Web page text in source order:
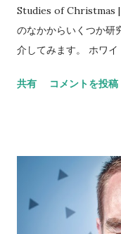
Studies of Christmas |
のなかからいくつか研
介してみます。 ホワ
Christmas: fantasy
ビング・クロスビー
たと思ったらボタン
44名が被験者となり
が少なくとも一度は
共有 コメントを投稿